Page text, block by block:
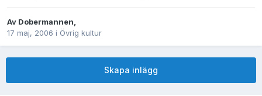
Av Dobermannen,
17 maj, 2006 i Övrig kultur
Skapa inlägg